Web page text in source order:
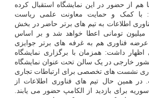
هم از حضور در این نمایشگاه استقبال کرده
با کمک و حمایت معاونت علمی ریاست
اطلاعات به تیم های برتر حاضر در بخش
الکام پیج جوایز ۲۰۰ میلیون تومانی اعطا خواهد شد و بر اساس
فناوری هم به غرفه های برتر جوایزی
داشت: همزمان با برگزاری نمایشگاه
نمایندگان ۶ کشور خارجی در یک سالن تحت عنوان نمایشگاه
نشست های تخصصی برای ارتباطات تجاری
همین حال تیم های فناوری اطلاعات از
برای بازدید از الکامپ حضور می یابند.